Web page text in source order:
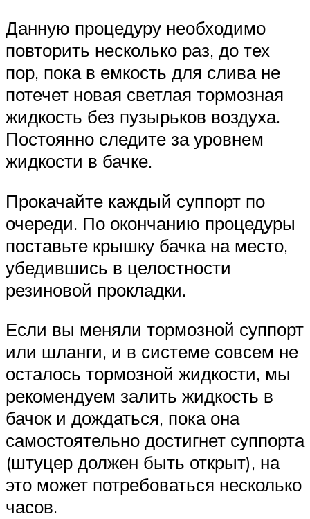
Данную процедуру необходимо
повторить несколько раз, до тех
пор, пока в емкость для слива не
потечет новая светлая тормозная
жидкость без пузырьков воздуха.
Постоянно следите за уровнем
жидкости в бачке.
Прокачайте каждый суппорт по
очереди. По окончанию процедуры
поставьте крышку бачка на место,
убедившись в целостности
резиновой прокладки.
Если вы меняли тормозной суппорт
или шланги, и в системе совсем не
осталось тормозной жидкости, мы
рекомендуем залить жидкость в
бачок и дождаться, пока она
самостоятельно достигнет суппорта
(штуцер должен быть открыт), на
это может потребоваться несколько
часов.